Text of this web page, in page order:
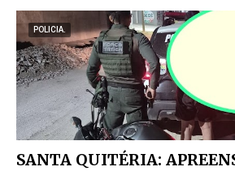
POLICIA.
SANTA QUITÉRIA: